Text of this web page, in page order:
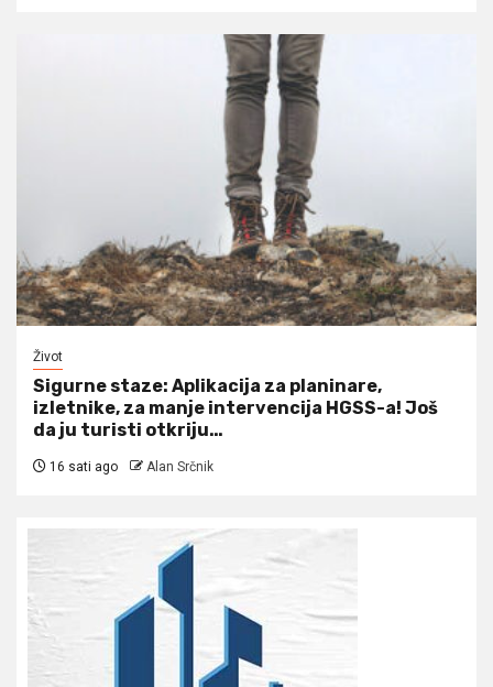
Život
Sigurne staze: Aplikacija za planinare,
izletnike, za manje intervencija HGSS-a! Još
da ju turisti otkriju…
16 sati ago Alan Srčnik